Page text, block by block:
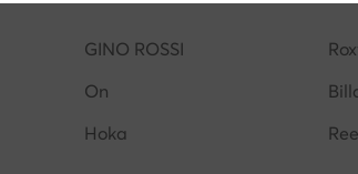
GINO ROSSI
On
Hoka